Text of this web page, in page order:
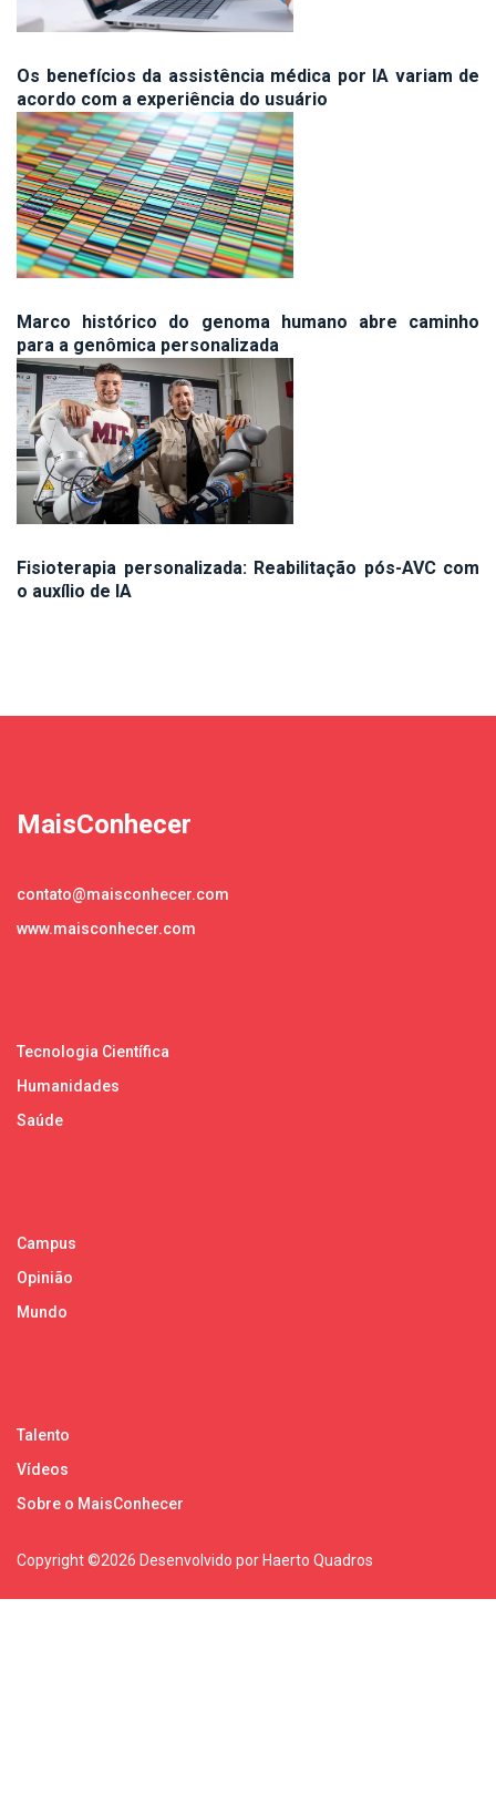
Os benefícios da assistência médica por IA variam de
acordo com a experiência do usuário
Marco histórico do genoma humano abre caminho
para a genômica personalizada
Fisioterapia personalizada: Reabilitação pós-AVC com
o auxílio de IA
MaisConhecer
contato@maisconhecer.com
www.maisconhecer.com
Tecnologia Científica
Humanidades
Saúde
Campus
Opinião
Mundo
Talento
Vídeos
Sobre o MaisConhecer
Copyright ©2026 Desenvolvido por Haerto Quadros